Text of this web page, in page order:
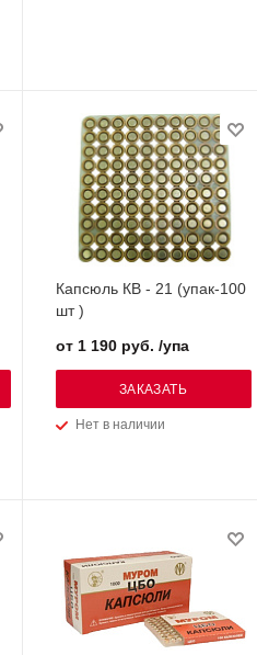
Капсюль КВ - 21 (упак-100
шт )
Нет в наличии
от 1 190 руб. /упа
ЗАКАЗАТЬ